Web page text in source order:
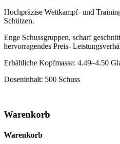
Hochpräzise Wettkampf- und
Schützen.
Enge Schussgruppen, scharf
hervorragendes Preis-
Erhältliche Kopfmasse: 4.49–4.50
Doseninhalt: 500 Schuss
Warenkorb
Warenkorb